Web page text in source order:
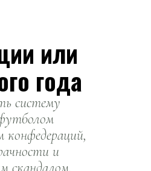
или
года
систему
конфедераций,
и